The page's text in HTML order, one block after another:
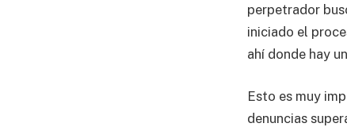
perpetrador
iniciado el
ahí donde hay
Esto es muy
denuncias